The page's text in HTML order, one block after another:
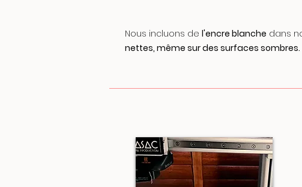
Nous incluons de l'encre blanche dans
nettes, même sur des surfaces sombres.